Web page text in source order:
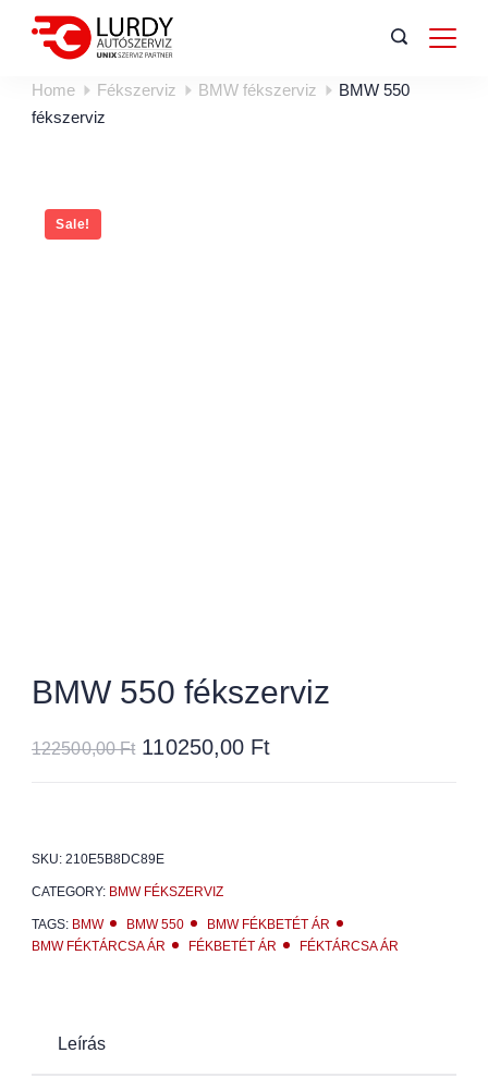
Home Fékszerviz BMW fékszerviz
BMW 550
fékszerviz
Sale!
BMW 550 fékszerviz
122500,00Ft 110250,00 Ft
SKU: 210E5B8DC89E
CATEGORY: BMW FÉKSZERVIZ
TAGS: BMW BMW 550
BMW FÉKBETÉT ÁR
BMW FÉKTÁRCSA ÁR
FÉKBETÉT ÁR FÉKTÁRCSA ÁR
Leírás